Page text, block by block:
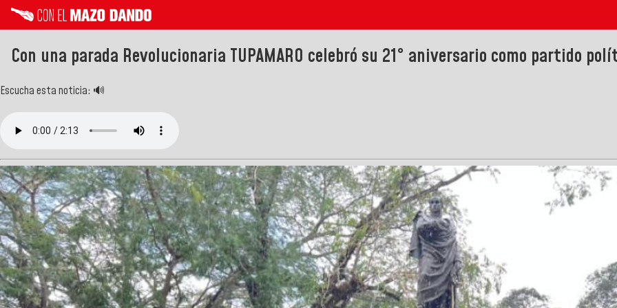
Con una parada Revolucionaria TUPAMARO celebró su 21° aniversario como partido
Escucha esta noticia: 🔊